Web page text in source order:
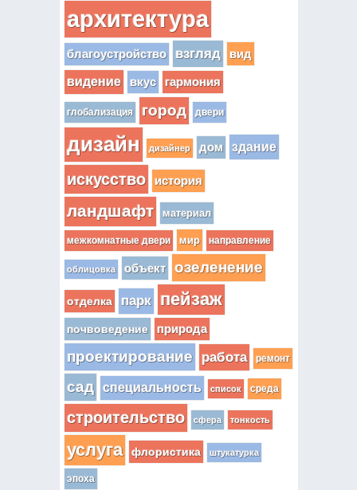
архитектура
благоустройство взгляд вид
видение вкус гармония
глобализация город двери
дизайн дизайнер дом здание
искусство история
ландшафт материал
межкомнатные двери мир направление
облицовка объект озеленение
отделка парк пейзаж
почвоведение природа
проектирование работа ремонт
сад специальность список среда
строительство сфера тонкость
услуга флористика штукатурка
эпоха